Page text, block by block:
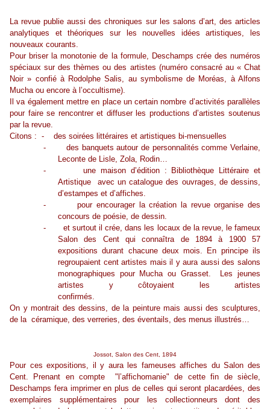
La revue publie aussi des chroniques sur les salons d’art, des articles
analytiques et théoriques sur les nouvelles idées artistiques, les
nouveaux courants.
Pour briser la monotonie de la formule, Deschamps crée des numéros
spéciaux sur des thèmes ou des artistes (numéro consacré au « Chat
Noir » confié à Rodolphe Salis, au symbolisme de Moréas, à Alfons
Mucha ou encore à l’occultisme).
Il va également mettre en place un certain nombre d’activités parallèles
pour faire se rencontrer et diffuser les productions d’artistes soutenus
par la revue.
Citons : -
des soirées littéraires et artistiques bi-mensuelles
-
des banquets autour de personnalités comme Verlaine,
Leconte de Lisle, Zola, Rodin…
-
une maison d’édition : Bibliothèque Littéraire et
Artistique
avec un catalogue des ouvrages, de dessins,
d’estampes et d’affiches.
-
pour encourager la création la revue organise des
concours de poésie, de dessin.
-
et surtout il crée, dans les locaux de la revue, le fameux
Salon des Cent qui connaîtra de 1894 à 1900 57
expositions durant chacune deux mois. En principe ils
regroupaient cent artistes mais il y aura aussi des salons
monographiques pour Mucha ou Grasset.
Les jeunes
artistes y côtoyaient les artistes
confirmés.
On y montrait des dessins, de la peinture mais aussi des sculptures,
de la céramique, des verreries, des éventails, des menus illustrés…
Jossot, Salon des Cent, 1894
Pour ces expositions, il y aura les fameuses affiches du Salon des
Cent. Prenant en compte "l’affichomanie" de cette fin de siècle,
Deschamps fera imprimer en plus de celles qui seront placardées, des
exemplaires supplémentaires pour les collectionneurs dont des